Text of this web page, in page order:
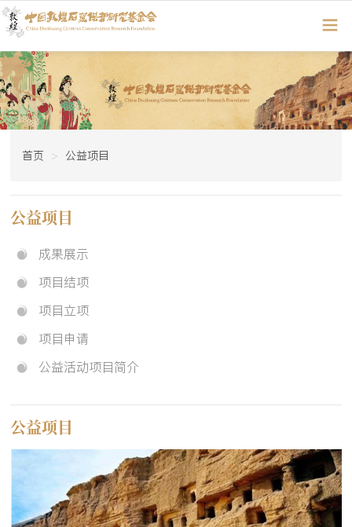
首页 公益项目
公益项目
成果展示
项目结项
项目立项
项目申请
公益活动项目简介
公益项目